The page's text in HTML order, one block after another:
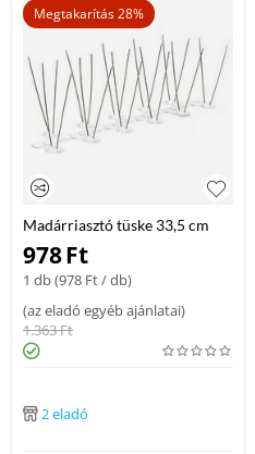
Megtakarítás 28%
Madárriasztó tüske 33,5 cm
978Ft
1 db (978 Ft/ db)
(az eladó egyéb ajánlatai)
1.363Ft
2 eladó